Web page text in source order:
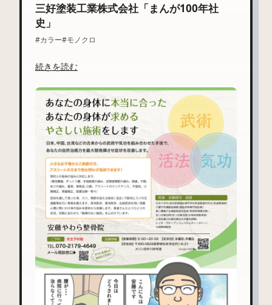
三好塗装工業株式会社「まんが100年社
史」
#カラー#モノクロ
続きを読む